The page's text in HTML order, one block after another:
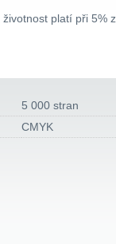
platí při 5%
5 000 stran
CMYK